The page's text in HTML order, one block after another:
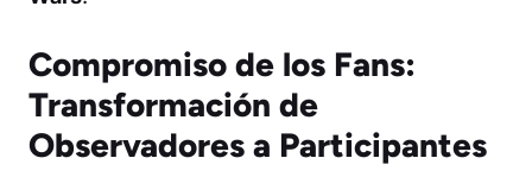
Compromiso de los Fans:
Transformación de
Observadores a Participantes